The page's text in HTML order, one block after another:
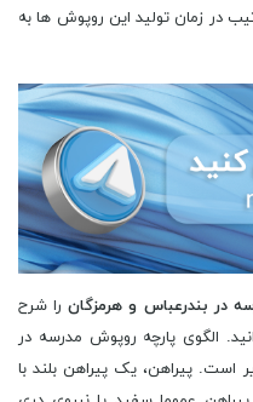
در زمان تولید این روپوش ها به
در بندرعباس و هرمزگان را شرح
الگوی پارچه روپوش مدرسه در
است. پیراهن، یک پیراهن بلند با